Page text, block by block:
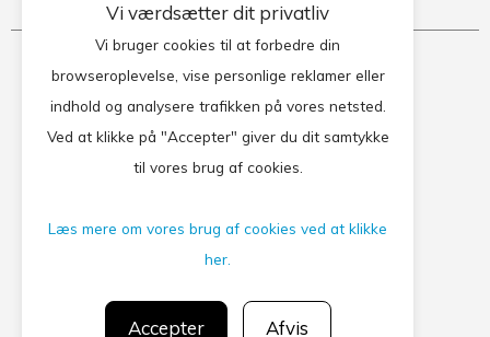
Lægerne Frydenlund
Høgevej 27L
8210 Aarhus V.
Vi værdsætter dit privatliv
Vi bruger cookies til at forbedre din
browseroplevelse, vise personlige reklamer eller
indhold og analysere trafikken på vores netsted.
Ved at klikke på "Accepter" giver du dit samtykke
til vores brug af cookies.
Læs mere om vores brug af cookies ved at klikke
her.
Accepter Afvis